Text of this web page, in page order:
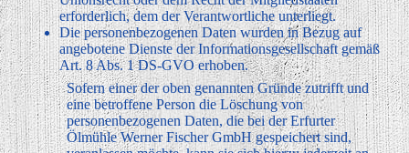
erforderlich, dem der Verantwortliche unterliegt.
Die personenbezogenen Daten wurden in Bezug auf
angebotene Dienste der Informationsgesellschaft gemäß
Art. 8 Abs. 1 DS-GVO erhoben.
Sofern einer der oben genannten Gründe zutrifft und
eine betroffene Person die Löschung von
personenbezogenen Daten, die bei der Erfurter
Ölmühle Werner Fischer GmbH gespeichert sind,